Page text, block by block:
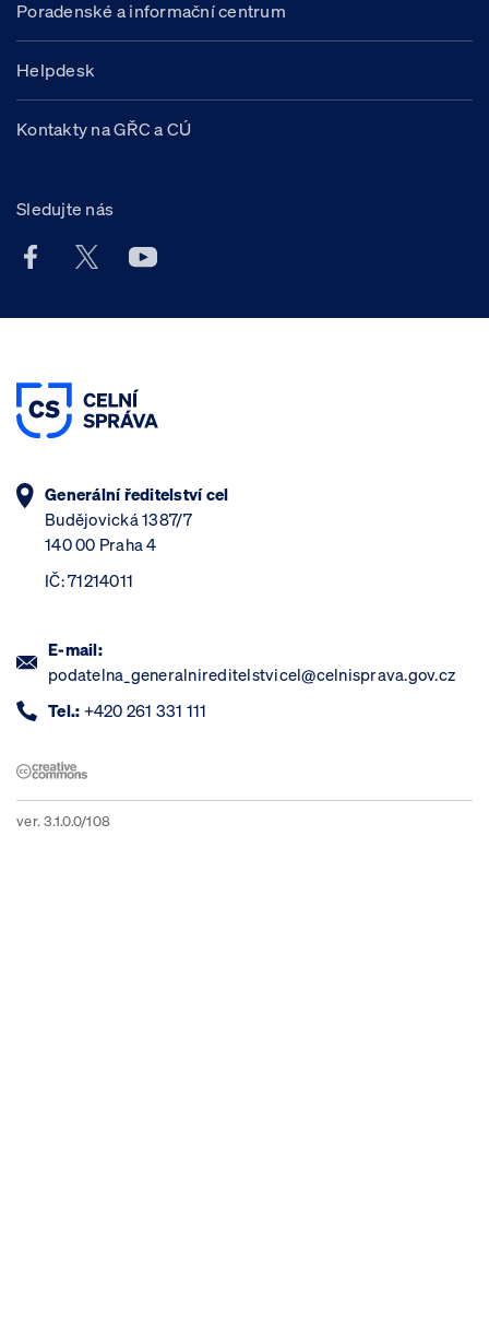
Poradenské a informační centrum
Helpdesk
Kontakty na GŘC a CÚ
Sledujte nás
Facebook účet Celní správy ČR
X účet Celní správy ČR
Youtube účet Celní správy ČR
Generální ředitelství cel
Budějovická 1387/7
140 00 Praha 4
IČ: 71214011
E-mail:
podatelna_generalnireditelstvicel@celnisprava.gov.cz
Tel.: +420 261 331 111
ver. 3.1.0.0/108